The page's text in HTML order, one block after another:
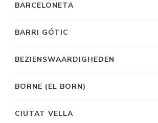
BARCELONETA
BARRI GÓTIC
BEZIENSWAARDIGHEDEN
BORNE (EL BORN)
CIUTAT VELLA